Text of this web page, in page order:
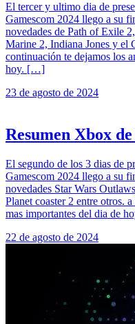
El tercer y ultimo dia de
Gamescom 2024 llego a su
novedades de Path of Exile
Marine 2, Indiana Jones y el
continuación te dejamos los
hoy. […]
23 de agosto de 2024
Resumen Xbox
El segundo de los 3 dias de
Gamescom 2024 llego a su
novedades Star Wars
Planet coaster 2 entre otros.
mas importantes del dia de
22 de agosto de 2024